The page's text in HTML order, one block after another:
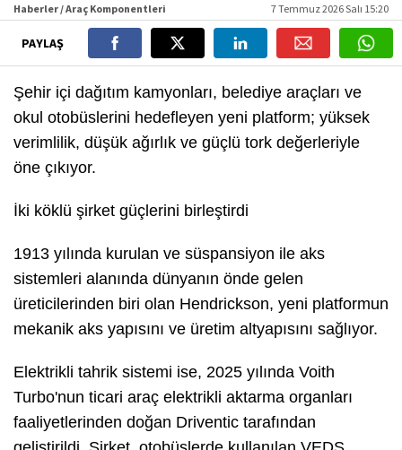
Haberler / Araç Komponentleri 7 Temmuz 2026 Salı 15:20
PAYLAŞ
Şehir içi dağıtım kamyonları, belediye araçları ve
okul otobüslerini hedefleyen yeni platform; yüksek
verimlilik, düşük ağırlık ve güçlü tork değerleriyle
öne çıkıyor.
İki köklü şirket güçlerini birleştirdi
1913 yılında kurulan ve süspansiyon ile aks
sistemleri alanında dünyanın önde gelen
üreticilerinden biri olan Hendrickson, yeni platformun
mekanik aks yapısını ve üretim altyapısını sağlıyor.
Elektrikli tahrik sistemi ise, 2025 yılında Voith
Turbo'nun ticari araç elektrikli aktarma organları
faaliyetlerinden doğan Driventic tarafından